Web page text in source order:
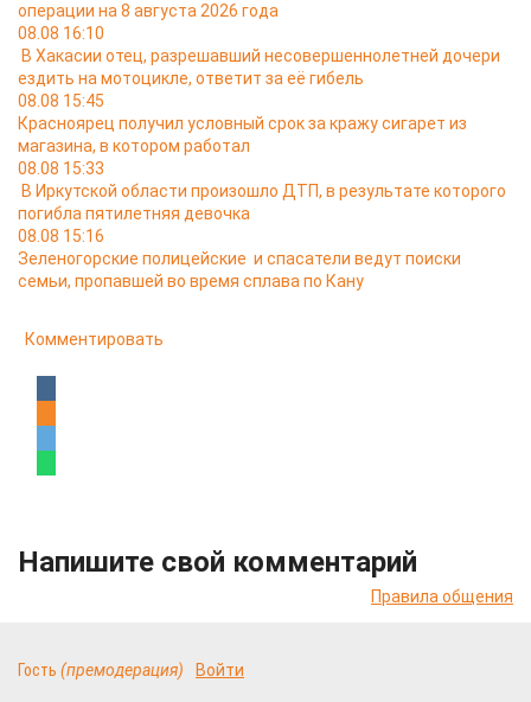
операции на 8 августа 2026 года
08.08 16:10
В Хакасии отец, разрешавший несовершеннолетней дочери
ездить на мотоцикле, ответит за её гибель
08.08 15:45
Красноярец получил условный срок за кражу сигарет из
магазина, в котором работал
08.08 15:33
В Иркутской области произошло ДТП, в результате которого
погибла пятилетняя девочка
08.08 15:16
Зеленогорские полицейские и спасатели ведут поиски
семьи, пропавшей во время сплава по Кану
Комментировать
Напишите свой комментарий
Правила общения
Гость (премодерация) Войти